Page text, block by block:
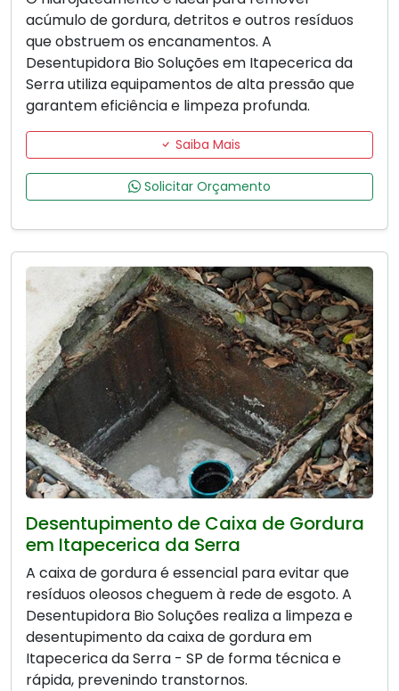
acúmulo de gordura, detritos e outros resíduos
que obstruem os encanamentos. A
Desentupidora Bio Soluções em Itapecerica da
Serra utiliza equipamentos de alta pressão que
garantem eficiência e limpeza profunda.
Saiba Mais
Solicitar Orçamento
Desentupimento de Caixa de Gordura
em Itapecerica da Serra
A caixa de gordura é essencial para evitar que
resíduos oleosos cheguem à rede de esgoto. A
Desentupidora Bio Soluções realiza a limpeza e
desentupimento da caixa de gordura em
Itapecerica da Serra - SP de forma técnica e
rápida, prevenindo transtornos.